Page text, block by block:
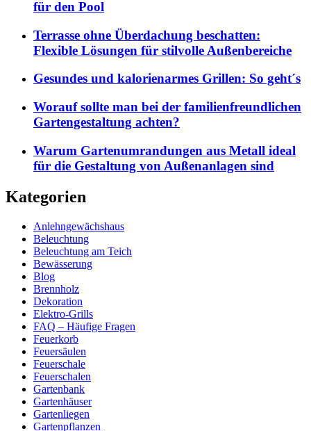
für den Pool
Terrasse ohne Überdachung beschatten:
Flexible Lösungen für stilvolle Außenbereiche
Gesundes und kalorienarmes Grillen: So geht´s
Worauf sollte man bei der familienfreundlichen
Gartengestaltung achten?
Warum Gartenumrandungen aus Metall ideal
für die Gestaltung von Außenanlagen sind
Kategorien
Anlehngewächshaus
Beleuchtung
Beleuchtung am Teich
Bewässerung
Blog
Brennholz
Dekoration
Elektro-Grills
FAQ – Häufige Fragen
Feuerkorb
Feuersäulen
Feuerschale
Feuerschalen
Gartenbank
Gartenhäuser
Gartenliegen
Gartenpflanzen